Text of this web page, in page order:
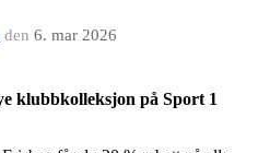
den 6. mar 2026